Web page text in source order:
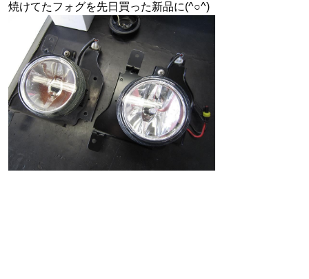
焼けてたフォグを先日買った新品に(^○^)